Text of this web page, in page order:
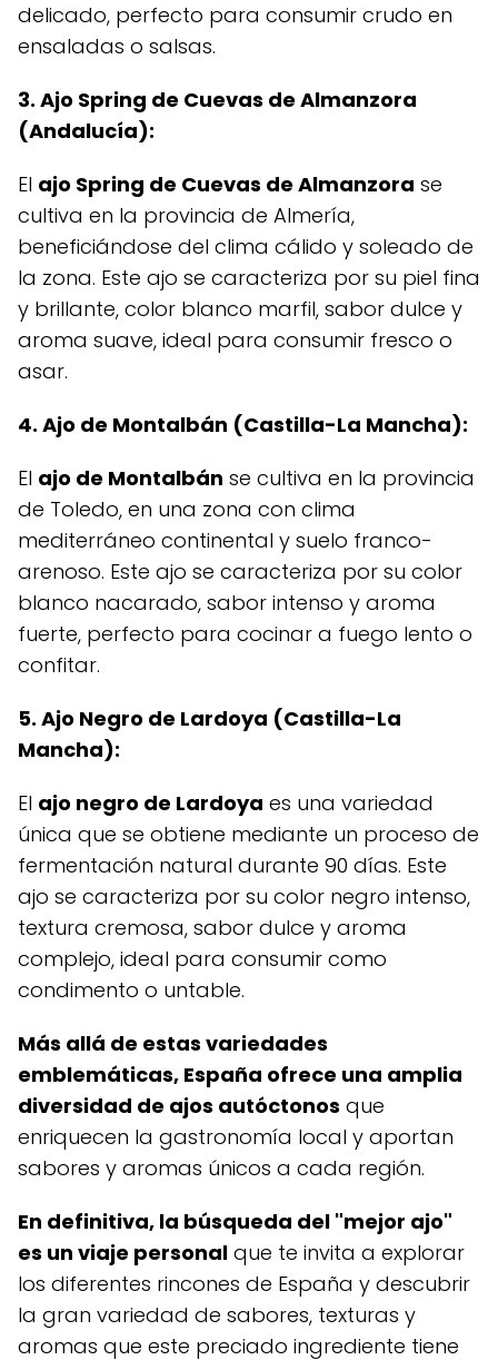
delicado, perfecto para consumir crudo en
ensaladas o salsas.
3. Ajo Spring de Cuevas de Almanzora
(Andalucía):
El ajo Spring de Cuevas de Almanzora se
cultiva en la provincia de Almería,
beneficiándose del clima cálido y soleado de
la zona. Este ajo se caracteriza por su piel fina
y brillante, color blanco marfil, sabor dulce y
aroma suave, ideal para consumir fresco o
asar.
4. Ajo de Montalbán (Castilla-La Mancha):
El ajo de Montalbán se cultiva en la provincia
de Toledo, en una zona con clima
mediterráneo continental y suelo franco-
arenoso. Este ajo se caracteriza por su color
blanco nacarado, sabor intenso y aroma
fuerte, perfecto para cocinar a fuego lento o
confitar.
5. Ajo Negro de Lardoya (Castilla-La
Mancha):
El ajo negro de Lardoya es una variedad
única que se obtiene mediante un proceso de
fermentación natural durante 90 días. Este
ajo se caracteriza por su color negro intenso,
textura cremosa, sabor dulce y aroma
complejo, ideal para consumir como
condimento o untable.
Más allá de estas variedades
emblemáticas, España ofrece una amplia
diversidad de ajos autóctonos que
enriquecen la gastronomía local y aportan
sabores y aromas únicos a cada región.
En definitiva, la búsqueda del "mejor ajo"
es un viaje personal que te invita a explorar
los diferentes rincones de España y descubrir
la gran variedad de sabores, texturas y
aromas que este preciado ingrediente tiene